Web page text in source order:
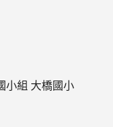
小組 大橋國小